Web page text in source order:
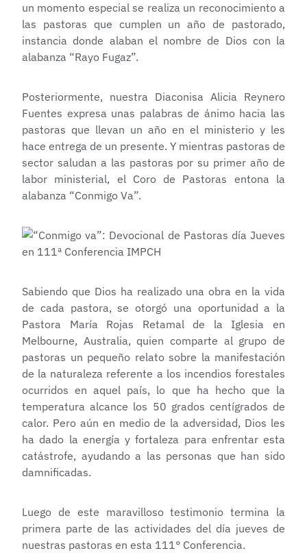
un momento especial se realiza un reconocimiento a
las pastoras que cumplen un año de pastorado,
instancia donde alaban el nombre de Dios con la
alabanza “Rayo Fugaz”.
Posteriormente, nuestra Diaconisa Alicia Reynero
Fuentes expresa unas palabras de ánimo hacia las
pastoras que llevan un año en el ministerio y les
hace entrega de un presente. Y mientras pastoras de
sector saludan a las pastoras por su primer año de
labor ministerial, el Coro de Pastoras entona la
alabanza “Conmigo Va”.
Sabiendo que Dios ha realizado una obra en la vida
de cada pastora, se otorgó una oportunidad a la
Pastora María Rojas Retamal de la Iglesia en
Melbourne, Australia, quien comparte al grupo de
pastoras un pequeño relato sobre la manifestación
de la naturaleza referente a los incendios forestales
ocurridos en aquel país, lo que ha hecho que la
temperatura alcance los 50 grados centígrados de
calor. Pero aún en medio de la adversidad, Dios les
ha dado la energía y fortaleza para enfrentar esta
catástrofe, ayudando a las personas que han sido
damnificadas.
Luego de este maravilloso testimonio termina la
primera parte de las actividades del día jueves de
nuestras pastoras en esta 111° Conferencia.